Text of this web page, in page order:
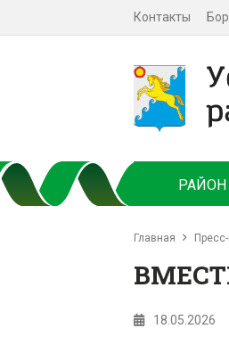
Контакты
РАЙОН
Главная
18.05.2026